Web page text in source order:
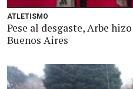
ATLETISMO
Pese al desgaste, Arbe
Buenos Aires